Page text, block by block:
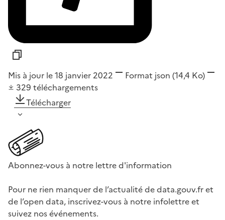
Mis à jour le 18 janvier 2022 Format json (14,4 Ko)
329 téléchargements
Télécharger
Abonnez-vous à notre lettre d'information
Pour ne rien manquer de l’actualité de data.gouv.fr et
de l’open data, inscrivez-vous à notre infolettre et
suivez nos événements.